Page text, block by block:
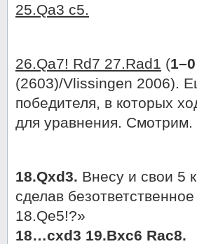
25.Qa3 c5.
26.Qa7! Rd7 27.Rad1 (1–0
(2603)/Vlissingen 2006).
победителя, в которых
для уравнения. Смотрим.
18.Qxd3. Внесу и свои 5
сделав
18.Qe5!?»
18…cxd3 19.Bxc6 Rac8.